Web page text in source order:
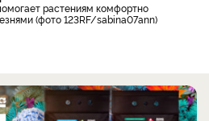
(фото 123RF/sabina07ann)